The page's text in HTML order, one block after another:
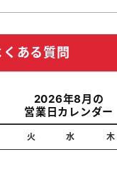
くある質問
2026年8月の
営業日カレンダー
火 水 木